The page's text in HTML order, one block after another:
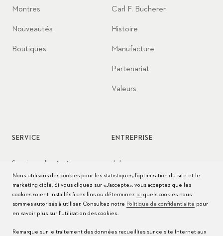
Montres
Nouveautés
Boutiques
Carl F. Bucherer
Histoire
Manufacture
Partenariat
Valeurs
SERVICE
Services d'entretien
Conseils d’entretien
Modes d'emploi
ENTREPRISE
Jobs
Presse
Contact
Nous utilisons des cookies pour les statistiques, l’optimisation du site et le
marketing ciblé. Si vous cliquez sur «J’accepte», vous acceptez que les
cookies soient installés à ces fins ou déterminez ici quels cookies nous
sommes autorisés à utiliser. Consultez notre Politique de confidentialité pour
en savoir plus sur l’utilisation des cookies..
Remarque sur le traitement des données recueillies sur ce site Internet aux